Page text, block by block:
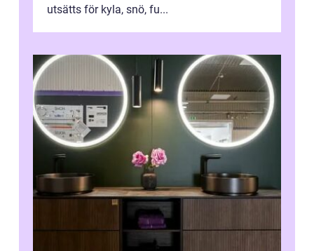
utsätts för kyla, snö, fu...